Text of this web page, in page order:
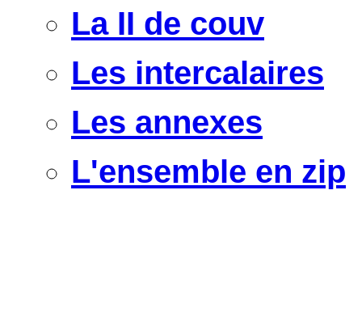
La II de couv
Les intercalaires
Les annexes
L'ensemble en zip